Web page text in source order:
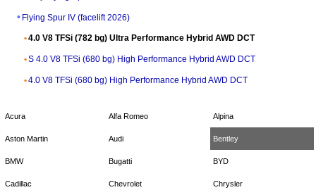
Flying Spur IV (facelift 2026)
4.0 V8 TFSi (782 bg) Ultra Performance Hybrid AWD DCT
S 4.0 V8 TFSi (680 bg) High Performance Hybrid AWD DCT
4.0 V8 TFSi (680 bg) High Performance Hybrid AWD DCT
Acura Alfa Romeo Alpina
Aston Martin Audi Bentley
BMW Bugatti BYD
Cadillac Chevrolet Chrysler